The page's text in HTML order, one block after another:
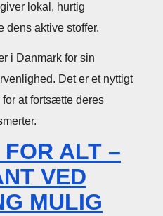
lokal, hurtig
dens aktive stoffer.
i Danmark for sin
Det er et nyttigt
for at fortsætte deres
ALT –
VED
MULIG